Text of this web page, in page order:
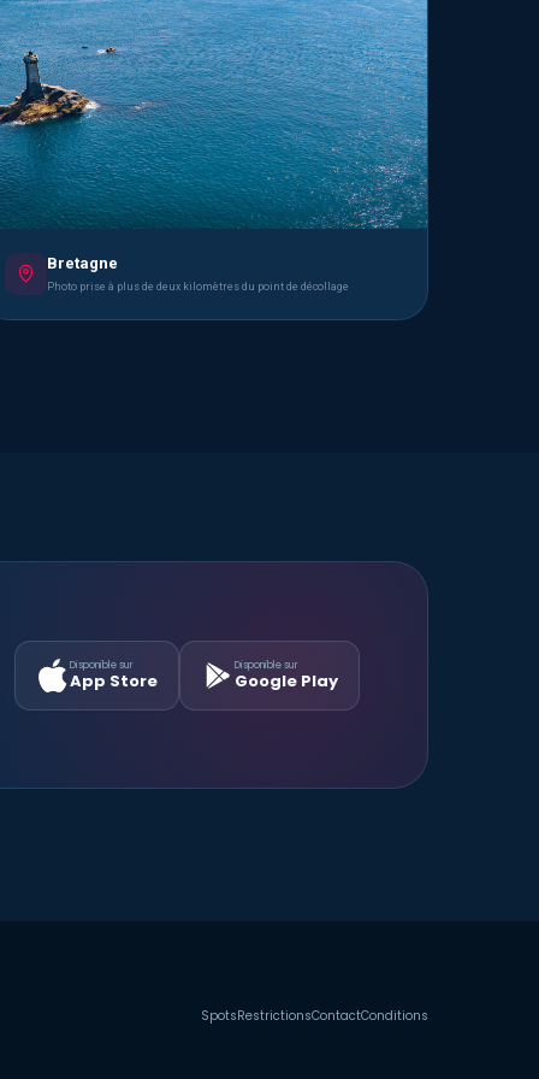
Bretagne
Photo prise à plus de deux kilomètres du point de décollage
Disponible sur
App Store
Disponible sur
Google Play
SpotsRestrictionsContactConditions